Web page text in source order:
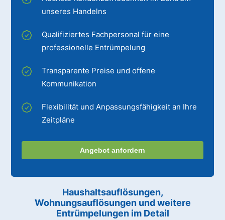
unseres Handelns
Qualifiziertes Fachpersonal für eine
professionelle Entrümpelung
Transparente Preise und offene
Kommunikation
Flexibilität und Anpassungsfähigkeit an Ihre
Zeitpläne
Angebot anfordern
Haushaltsauflösungen,
Wohnungsauflösungen und weitere
Entrümpelungen im Detail